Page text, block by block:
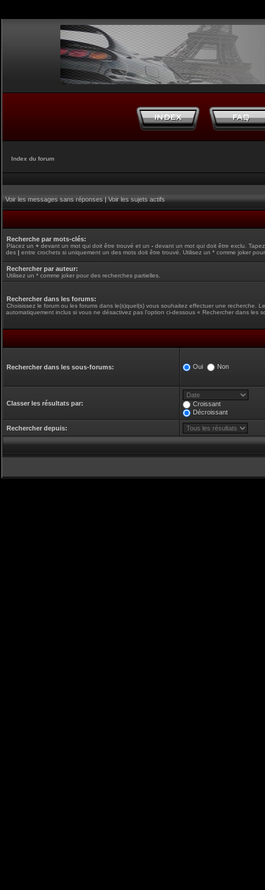
Index du forum
Voir les messages sans réponses|Voir les sujets actifs
Recherche par mots-clés:
Placez un + devant un mot qui doit être trouvé et un - devant un mot qui doit être exclu.
des | entre crochets si uniquement un des mots doit être trouvé. Utilisez un * comme joker
Rechercher par auteur:
Utilisez un * comme joker pour des recherches partielles.
Rechercher dans les forums:
Choisissez le forum ou les forums dans le(s)quel(s) vous souhaitez effectuer une recherche.
automatiquement inclus si vous ne désactivez pas l’option ci-dessous « Rechercher dans les
Rechercher dans les sous-forums: Oui Non
Classer les résultats par:
Croissant
Décroissant
Rechercher depuis: